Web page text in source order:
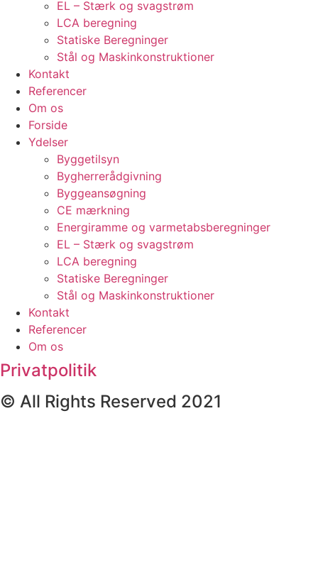
EL – Stærk og svagstrøm
LCA beregning
Statiske Beregninger
Stål og Maskinkonstruktioner
Kontakt
Referencer
Om os
Forside
Ydelser
Byggetilsyn
Bygherrerådgivning
Byggeansøgning
CE mærkning
Energiramme og varmetabsberegninger
EL – Stærk og svagstrøm
LCA beregning
Statiske Beregninger
Stål og Maskinkonstruktioner
Kontakt
Referencer
Om os
Privatpolitik
© All Rights Reserved 2021